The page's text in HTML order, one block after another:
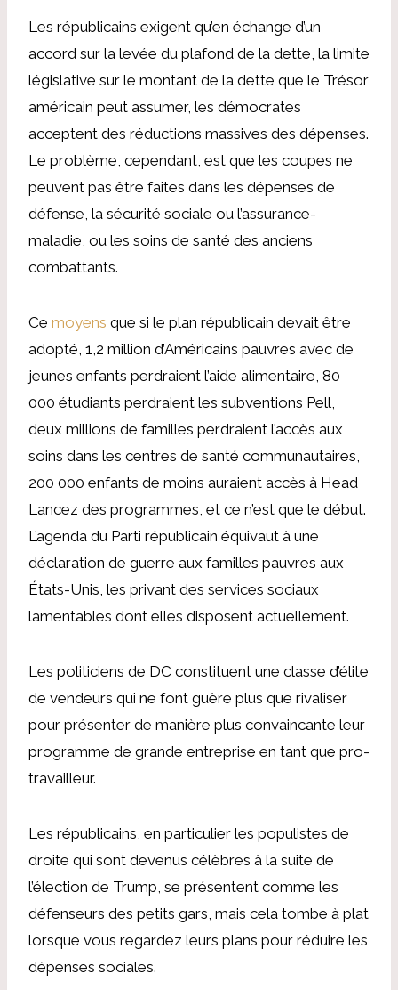
Les républicains exigent qu’en échange d’un
accord sur la levée du plafond de la dette, la limite
législative sur le montant de la dette que le Trésor
américain peut assumer, les démocrates
acceptent des réductions massives des dépenses.
Le problème, cependant, est que les coupes ne
peuvent pas être faites dans les dépenses de
défense, la sécurité sociale ou l’assurance-
maladie, ou les soins de santé des anciens
combattants.
Ce moyens que si le plan républicain devait être
adopté, 1,2 million d’Américains pauvres avec de
jeunes enfants perdraient l’aide alimentaire, 80
000 étudiants perdraient les subventions Pell,
deux millions de familles perdraient l’accès aux
soins dans les centres de santé communautaires,
200 000 enfants de moins auraient accès à Head
Lancez des programmes, et ce n’est que le début.
L’agenda du Parti républicain équivaut à une
déclaration de guerre aux familles pauvres aux
États-Unis, les privant des services sociaux
lamentables dont elles disposent actuellement.
Les politiciens de DC constituent une classe d’élite
de vendeurs qui ne font guère plus que rivaliser
pour présenter de manière plus convaincante leur
programme de grande entreprise en tant que pro-
travailleur.
Les républicains, en particulier les populistes de
droite qui sont devenus célèbres à la suite de
l’élection de Trump, se présentent comme les
défenseurs des petits gars, mais cela tombe à plat
lorsque vous regardez leurs plans pour réduire les
dépenses sociales.